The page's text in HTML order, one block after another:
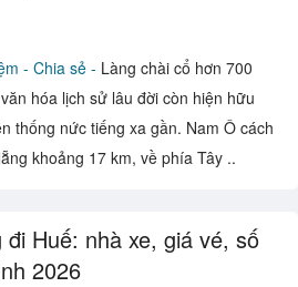
- Chia sẻ - Làng chài cổ hơn 700
hóa lịch sử lâu đời còn hiện hữu
thống nức tiếng xa gần. Nam Ô cách
khoảng 17 km, về phía Tây ..
Huế: nhà xe, giá vé, số
2026